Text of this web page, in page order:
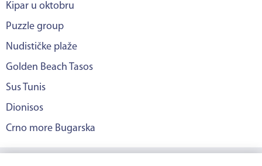
Kipar u oktobru
Puzzle group
Nudističke plaže
Golden Beach Tasos
Sus Tunis
Dionisos
Crno more Bugarska